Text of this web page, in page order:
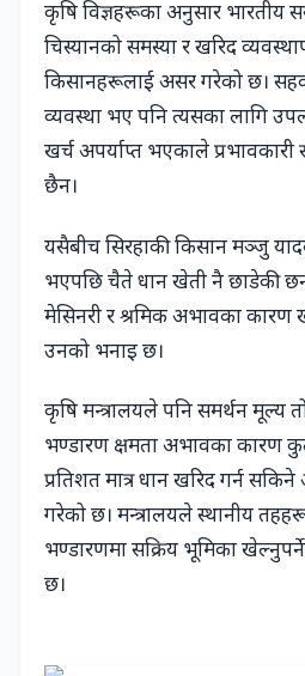
कृषि विज्ञहरूका अनुसार भारतीय
चिस्यानको समस्या र खरिद
किसानहरूलाई असर गरेको छ।
व्यवस्था भए पनि त्यसका लागि
खर्च अपर्याप्त भएकाले
छैन।
यसैबीच सिरहाकी किसान मञ्जु
भएपछि चैते धान खेती नै छाडेकी
मेसिनरी र श्रमिक अभावका
उनको भनाइ छ।
कृषि मन्त्रालयले पनि समर्थन मूल्य
भण्डारण क्षमता अभावका कारण
प्रतिशत मात्र धान खरिद गर्न
गरेको छ। मन्त्रालयले स्थानीय
भण्डारणमा सक्रिय भूमिका
छ।